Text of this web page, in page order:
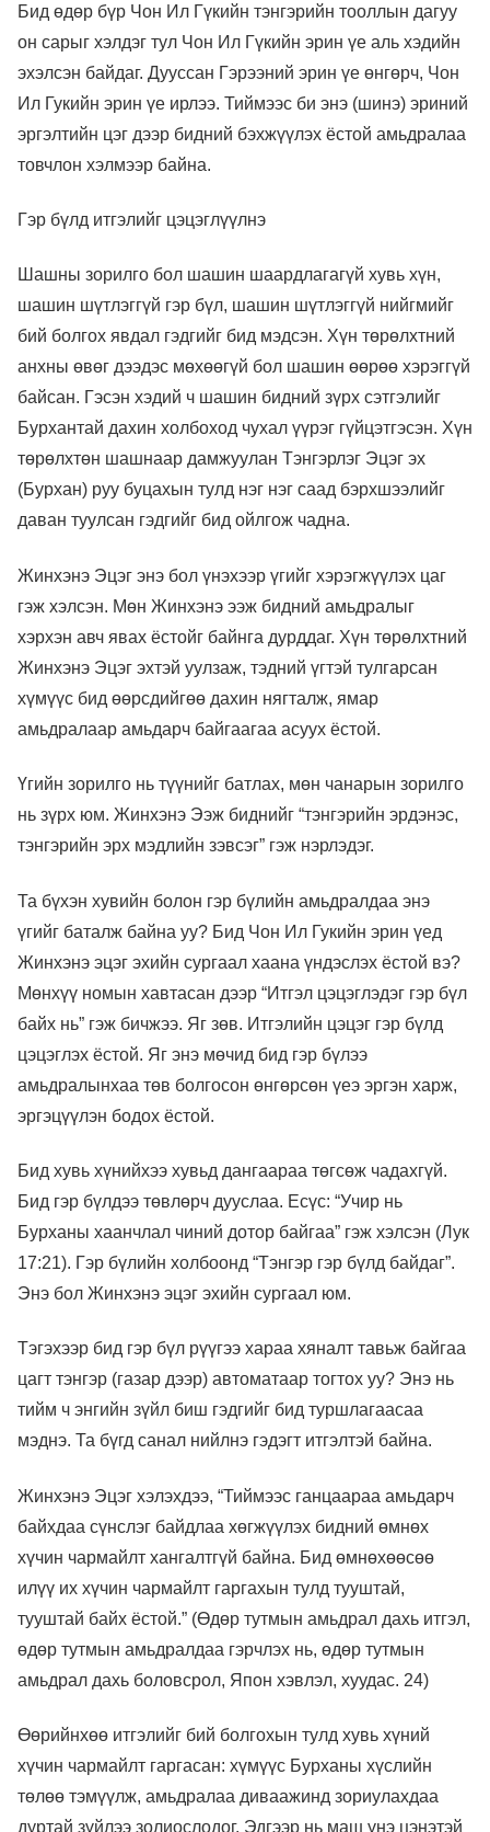
Бид өдөр бүр Чон Ил Гүкийн тэнгэрийн тооллын дагуу
он сарыг хэлдэг тул Чон Ил Гүкийн эрин үе аль хэдийн
эхэлсэн байдаг. Дууссан Гэрээний эрин үе өнгөрч, Чон
Ил Гукийн эрин үе ирлээ. Тиймээс би энэ (шинэ) эриний
эргэлтийн цэг дээр бидний бэхжүүлэх ёстой амьдралаа
товчлон хэлмээр байна.
Гэр бүлд итгэлийг цэцэглүүлнэ
Шашны зорилго бол шашин шаардлагагүй хувь хүн,
шашин шүтлэггүй гэр бүл, шашин шүтлэггүй нийгмийг
бий болгох явдал гэдгийг бид мэдсэн. Хүн төрөлхтний
анхны өвөг дээдэс мөхөөгүй бол шашин өөрөө хэрэггүй
байсан. Гэсэн хэдий ч шашин бидний зүрх сэтгэлийг
Бурхантай дахин холбоход чухал үүрэг гүйцэтгэсэн. Хүн
төрөлхтөн шашнаар дамжуулан Тэнгэрлэг Эцэг эх
(Бурхан) руу буцахын тулд нэг нэг саад бэрхшээлийг
даван туулсан гэдгийг бид ойлгож чадна.
Жинхэнэ Эцэг энэ бол үнэхээр үгийг хэрэгжүүлэх цаг
гэж хэлсэн. Мөн Жинхэнэ ээж бидний амьдралыг
хэрхэн авч явах ёстойг байнга дурддаг. Хүн төрөлхтний
Жинхэнэ Эцэг эхтэй уулзаж, тэдний үгтэй тулгарсан
хүмүүс бид өөрсдийгөө дахин нягталж, ямар
амьдралаар амьдарч байгаагаа асуух ёстой.
Үгийн зорилго нь түүнийг батлах, мөн чанарын зорилго
нь зүрх юм. Жинхэнэ Ээж биднийг “тэнгэрийн эрдэнэс,
тэнгэрийн эрх мэдлийн зэвсэг” гэж нэрлэдэг.
Та бүхэн хувийн болон гэр бүлийн амьдралдаа энэ
үгийг баталж байна уу? Бид Чон Ил Гукийн эрин үед
Жинхэнэ эцэг эхийн сургаал хаана үндэслэх ёстой вэ?
Мөнхүү номын хавтасан дээр “Итгэл цэцэглэдэг гэр бүл
байх нь” гэж бичжээ. Яг зөв. Итгэлийн цэцэг гэр бүлд
цэцэглэх ёстой. Яг энэ мөчид бид гэр бүлээ
амьдралынхаа төв болгосон өнгөрсөн үеэ эргэн харж,
эргэцүүлэн бодох ёстой.
Бид хувь хүнийхээ хувьд дангаараа төгсөж чадахгүй.
Бид гэр бүлдээ төвлөрч дууслаа. Есүс: “Учир нь
Бурханы хаанчлал чиний дотор байгаа” гэж хэлсэн (Лук
17:21). Гэр бүлийн холбоонд “Тэнгэр гэр бүлд байдаг”.
Энэ бол Жинхэнэ эцэг эхийн сургаал юм.
Тэгэхээр бид гэр бүл рүүгээ хараа хяналт тавьж байгаа
цагт тэнгэр (газар дээр) автоматаар тогтох уу? Энэ нь
тийм ч энгийн зүйл биш гэдгийг бид туршлагаасаа
мэднэ. Та бүгд санал нийлнэ гэдэгт итгэлтэй байна.
Жинхэнэ Эцэг хэлэхдээ, “Тиймээс ганцаараа амьдарч
байхдаа сүнслэг байдлаа хөгжүүлэх бидний өмнөх
хүчин чармайлт хангалтгүй байна. Бид өмнөхөөсөө
илүү их хүчин чармайлт гаргахын тулд тууштай,
тууштай байх ёстой.” (Өдөр тутмын амьдрал дахь итгэл,
өдөр тутмын амьдралдаа гэрчлэх нь, өдөр тутмын
амьдрал дахь боловсрол, Япон хэвлэл, хуудас. 24)
Өөрийнхөө итгэлийг бий болгохын тулд хувь хүний ​​
хүчин чармайлт гаргасан: хүмүүс Бурханы хүслийн
төлөө тэмүүлж, амьдралаа диваажинд зориулахдаа
дуртай зүйлээ золиослодог. Эдгээр нь маш үнэ цэнэтэй